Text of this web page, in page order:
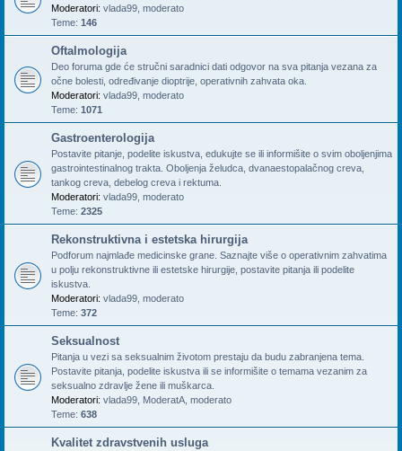
Moderatori: vlada99 moderato
Teme: 146
Oftalmologija
Deo foruma gde će stručni saradnici dati odgovor na sva pitanja vezana za
očne bolesti, određivanje dioptrije, operativnih zahvata oka.
Moderatori: vlada99 moderato
Teme: 1071
Gastroenterologija
Postavite pitanje, podelite iskustva, edukujte se ili informišite o svim oboljenjima
gastrointestinalnog trakta. Oboljenja želudca, dvanaestopalačnog creva,
tankog creva, debelog creva i rektuma.
Moderatori: vlada99 moderato
Teme: 2325
Rekonstruktivna i estetska hirurgija
Podforum najmlađe medicinske grane. Saznajte više o operativnim zahvatima
u polju rekonstruktivne ili estetske hirurgije, postavite pitanja ili podelite
iskustva.
Moderatori: vlada99 moderato
Teme: 372
Seksualnost
Pitanja u vezi sa seksualnim životom prestaju da budu zabranjena tema.
Postavite pitanja, podelite iskustva ili se informišite o temama vezanim za
seksualno zdravlje žene ili muškarca.
Moderatori: vlada99 ModeratA moderato
Teme: 638
Kvalitet zdravstvenih usluga